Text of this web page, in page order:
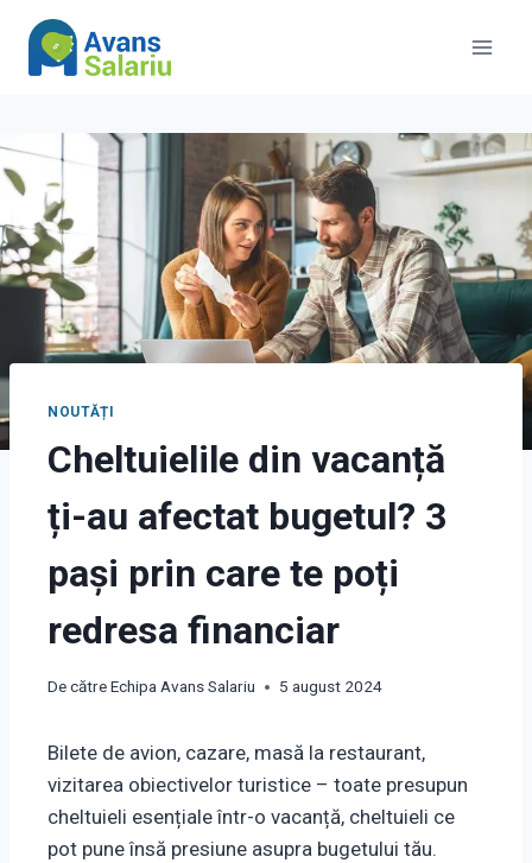
content
NOUTĂȚI
Cheltuielile din vacanță
ți-au afectat bugetul? 3
pași prin care te poți
redresa financiar
De cătreEchipa Avans Salariu 5 august 2024
Bilete de avion, cazare, masă la restaurant,
vizitarea obiectivelor turistice – toate presupun
cheltuieli esențiale într-o vacanță, cheltuieli ce
pot pune însă presiune asupra bugetului tău.